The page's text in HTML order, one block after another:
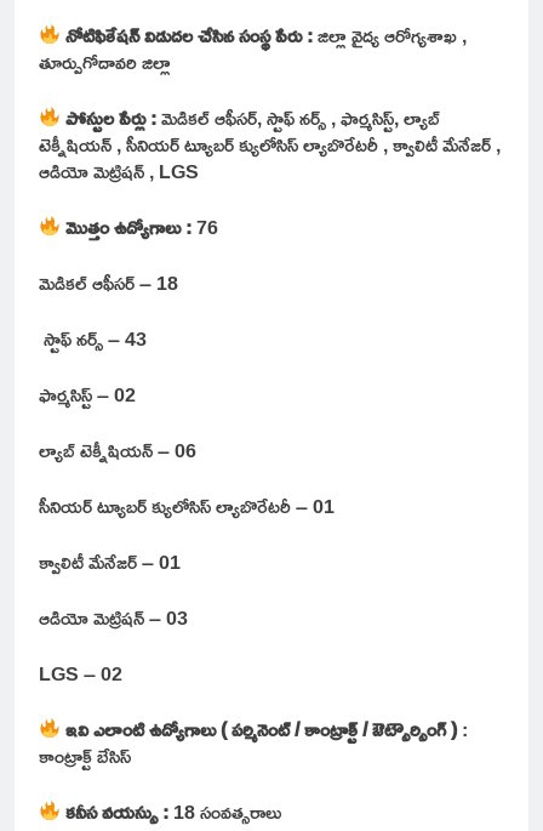
నోటిఫికేషన్ విడుదల చేసిన సంస్థ పేరు :జిల్లా వైద్య ఆరోగ్యశాఖ ,
తూర్పుగోదావరి జిల్లా
పోస్టుల పేర్లు :మెడికల్ ఆఫీసర్, స్టాఫ్ నర్స్ , ఫార్మసిస్ట్, ల్యాబ్
టెక్నీషియన్ , సీనియర్ ట్యూబర్ క్యులోసిస్ ల్యాబొరేటరీ , క్వాలిటీ మేనేజర్ ,
ఆడియో మెట్రిషన్ , LGS
మొత్తం ఉద్యోగాలు :76
మెడికల్ ఆఫీసర్ – 18
స్టాఫ్ నర్స్ – 43
ఫార్మసిస్ట్ – 02
ల్యాబ్ టెక్నీషియన్ – 06
సీనియర్ ట్యూబర్ క్యులోసిస్ ల్యాబొరేటరీ – 01
క్వాలిటీ మేనేజర్ – 01
ఆడియో మెట్రిషన్ – 03
LGS – 02
ఇవి ఎలాంటి ఉద్యోగాలు ( పర్మినెంట్ / కాంట్రాక్ట్ / ఔట్సౌర్సింగ్ ):
కాంట్రాక్ట్ బేసిస్
కనీస వయస్సు :18 సంవత్సరాలు